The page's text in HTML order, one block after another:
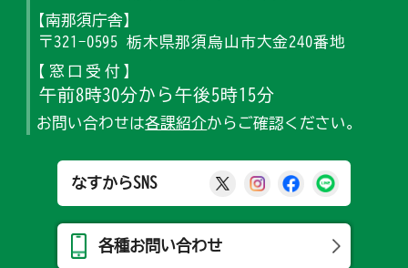
【南那須庁舎】
〒321-0595 栃木県那須烏山市大金240番地
【窓口受付】
午前8時30分から午後5時15分
お問い合わせは各課紹介からご確認ください。
なすからSNS 那須烏山市公式X
那須烏山市公式
那須烏山市
各種お問い合わせ